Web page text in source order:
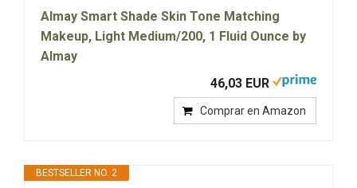
Almay Smart Shade Skin Tone Matching
Makeup, Light Medium/200, 1 Fluid Ounce by
Almay
46,03 EUR
Comprar en Amazon
BESTSELLER NO. 2